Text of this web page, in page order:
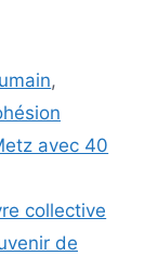
,
avec 40
collective
de